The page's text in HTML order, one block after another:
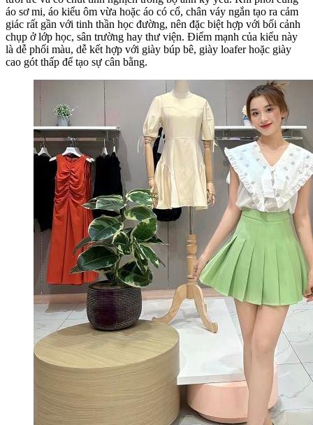
áo sơ mi, áo kiểu ôm vừa hoặc áo có cổ, chân váy ngắn tạo ra cảm
giác rất gần với tinh thần học đường, nên đặc biệt hợp với bối cảnh
chụp ở lớp học, sân trường hay thư viện. Điểm mạnh của kiểu này
là dễ phối màu, dễ kết hợp với giày búp bê, giày loafer hoặc giày
cao gót thấp để tạo sự cân bằng.